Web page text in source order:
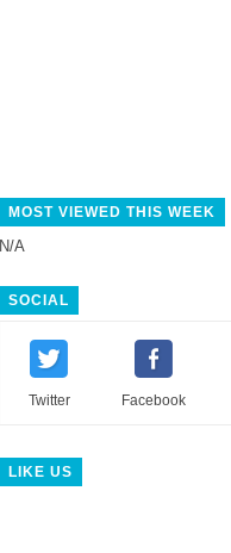
MOST VIEWED THIS WEEK
N/A
SOCIAL
Twitter Facebook
LIKE US